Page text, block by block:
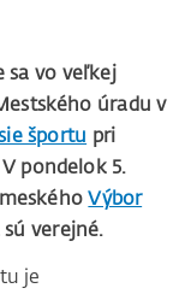
sa vo veľkej
úradu v
športu pri
pondelok 5.
Výbor
verejné.
je